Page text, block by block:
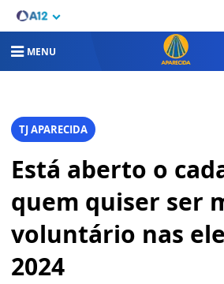
MENU
TJ APARECIDA
Está aberto o
quem quiser ser
voluntário nas
2024